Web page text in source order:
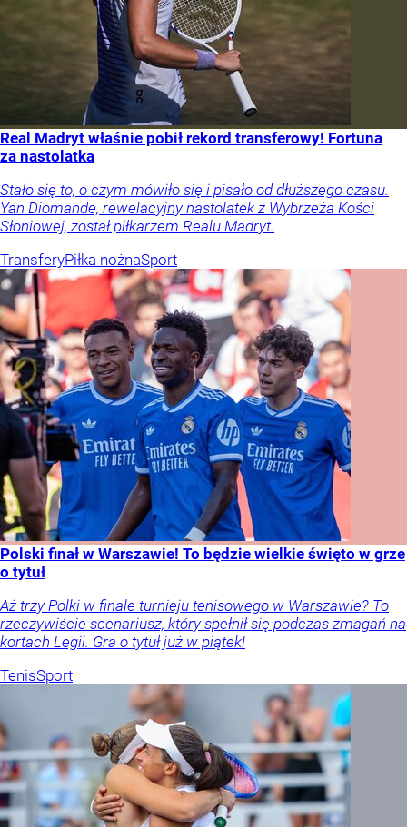
Real Madryt właśnie pobił rekord transferowy! Fortuna
za nastolatka
Stało się to, o czym mówiło się i pisało od dłuższego czasu.
Yan Diomande, rewelacyjny nastolatek z Wybrzeża Kości
Słoniowej, został piłkarzem Realu Madryt.
TransferyPiłka nożnaSport
Polski finał w Warszawie! To będzie wielkie święto w grze
o tytuł
Aż trzy Polki w finale turnieju tenisowego w Warszawie? To
rzeczywiście scenariusz, który spełnił się podczas zmagań na
kortach Legii. Gra o tytuł już w piątek!
TenisSport